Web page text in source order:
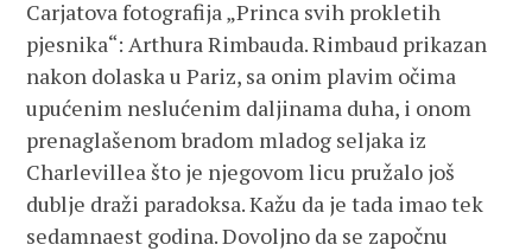
Carjatova fotografija „Princa svih prokletih
pjesnika“: Arthura Rimbauda. Rimbaud prikazan
nakon dolaska u Pariz, sa onim plavim očima
upućenim neslućenim daljinama duha, i onom
prenaglašenom bradom mladog seljaka iz
Charlevillea što je njegovom licu pružalo još
dublje draži paradoksa. Kažu da je tada imao tek
sedamnaest godina. Dovoljno da se započnu